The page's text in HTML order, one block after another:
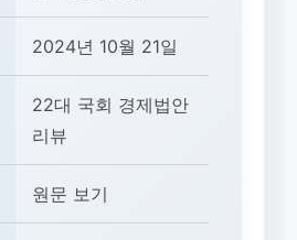
2024년 10월 21일
22대 국회 경제법안
리뷰
원문 보기